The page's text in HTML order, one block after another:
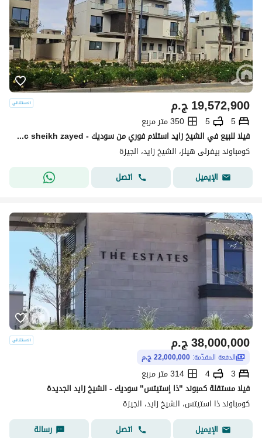
ج.م19,572,900
5
5
350 متر مربع
فيلا للبيع في الشيخ زايد استلام فوري من سوديك - Sodic sheikh zayed
كومباوند بيفرلى هيلز، الشيخ زايد، الجيزة
الإيميل
اتصل
ج.م38,000,000
الدفعة المقدّمة: 22,000,000 ج.م
3
4
314 متر مربع
فيلا مستقلة كمبوند "ذا إستيتس" سوديك - الشيخ زايد الجديدة
كومباوند ذا استيتس، الشيخ زايد، الجيزة
الإيميل
اتصل رسالة